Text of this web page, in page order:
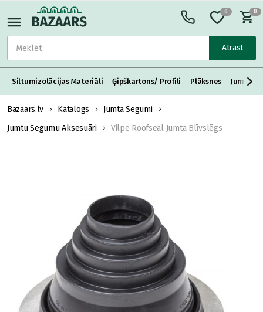
Atrast
0 0
Siltumizolācijas Materiāli Ģipškartons/ Profili Plāksnes Jumta
Bazaars.lv Katalogs
Jumta Segumi
Jumtu Segumu Aksesuāri
Vilpe Roofseal Jumta Blīvslēgs